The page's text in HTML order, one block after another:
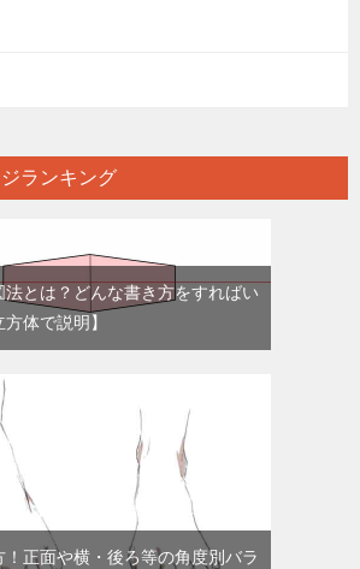
ランキング
法とは？どんな書き方をすればい
体で説明】
！正面や横・後ろ等の角度別バラ